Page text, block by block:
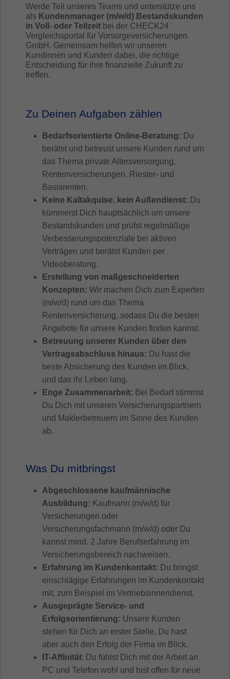
Werde Teil unseres Teams und unterstütze uns
als Kundenmanager (m/w/d) Bestandskunden
in Voll- oder Teilzeit bei der CHECK24
Vergleichsportal für Vorsorgeversicherungen
GmbH. Gemeinsam helfen wir unseren
Kundinnen und Kunden dabei, die richtige
Entscheidung für ihre finanzielle Zukunft zu
treffen.
Zu Deinen Aufgaben zählen
Bedarfsorientierte Online-Beratung: Du
berätst und betreust unsere Kunden rund um
das Thema private Altersversorgung,
Rentenversicherungen, Riester- und
Basisrenten.
Keine Kaltakquise, kein Außendienst: Du
kümmerst Dich hauptsächlich um unsere
Bestandskunden und prüfst regelmäßige
Verbesserungspotenziale bei aktiven
Verträgen und berätst Kunden per
Videoberatung.
Erstellung von maßgeschneiderten
Konzepten: Wir machen Dich zum Experten
(m/w/d) rund um das Thema
Rentenversicherung, sodass Du die besten
Angebote für unsere Kunden finden kannst.
Betreuung unserer Kunden über den
Vertragsabschluss hinaus: Du hast die
beste Absicherung des Kunden im Blick,
und das ihr Leben lang.
Enge Zusammenarbeit: Bei Bedarf stimmst
Du Dich mit unseren Versicherungspartnern
und Maklerbetreuern im Sinne des Kunden
ab.
Was Du mitbringst
Abgeschlossene kaufmännische
Ausbildung: Kaufmann (m/w/d) für
Versicherungen oder
Versicherungsfachmann (m/w/d) oder Du
kannst mind. 2 Jahre Berufserfahrung im
Versicherungsbereich nachweisen.
Erfahrung im Kundenkontakt: Du bringst
einschlägige Erfahrungen im Kundenkontakt
mit, zum Beispiel im Vertriebsinnendienst.
Ausgeprägte Service- und
Erfolgsorientierung: Unsere Kunden
stehen für Dich an erster Stelle, Du hast
aber auch den Erfolg der Firma im Blick.
IT-Affinität: Du fühlst Dich mit der Arbeit an
PC und Telefon wohl und bist offen für neue